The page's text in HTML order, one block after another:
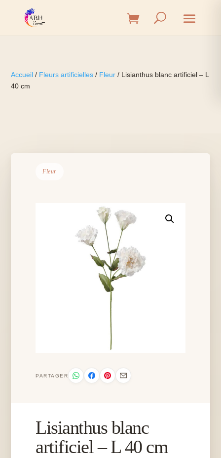
Accueil / Fleurs artificielles / Fleur / Lisianthus blanc artificiel – L
40 cm
Fleur
PARTAGER
Lisianthus blanc
artificiel – L 40 cm